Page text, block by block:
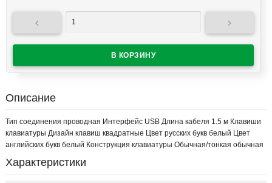
 
Описание
Тип соединения проводная Интерфейс USB Длина кабеля 1.5 м Клавиши
клавиатуры Дизайн клавиш квадратные Цвет русских букв белый Цвет
английских букв белый Конструкция клавиатуры Обычная/тонкая обычная
Характеристики